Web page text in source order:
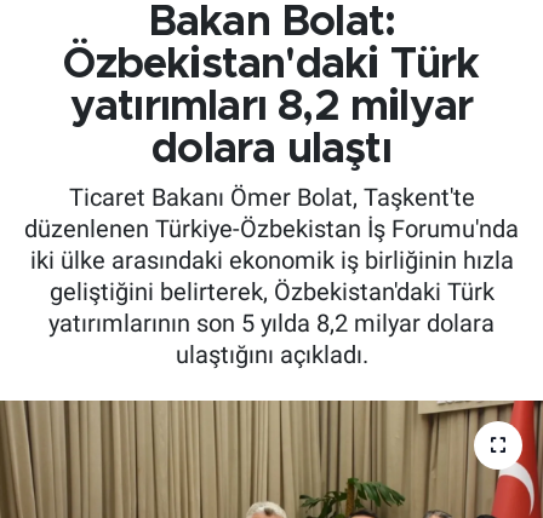
Bakan Bolat:
Özbekistan'daki Türk
yatırımları 8,2 milyar
dolara ulaştı
Ticaret Bakanı Ömer Bolat, Taşkent'te
düzenlenen Türkiye-Özbekistan İş Forumu'nda
iki ülke arasındaki ekonomik iş birliğinin hızla
geliştiğini belirterek, Özbekistan'daki Türk
yatırımlarının son 5 yılda 8,2 milyar dolara
ulaştığını açıkladı.